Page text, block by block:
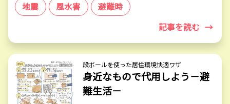
地震 風水害
避難時
記事を読む →
段ボールを使った居住環境快適ワザ
身近なもので代用しよう－避
難生活－